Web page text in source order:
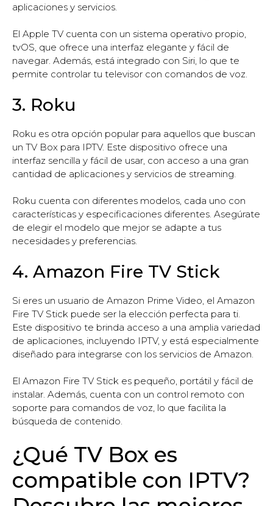
aplicaciones y servicios.
El Apple TV cuenta con un sistema operativo propio,
tvOS, que ofrece una interfaz elegante y fácil de
navegar. Además, está integrado con Siri, lo que te
permite controlar tu televisor con comandos de voz.
3. Roku
Roku es otra opción popular para aquellos que buscan
un TV Box para IPTV. Este dispositivo ofrece una
interfaz sencilla y fácil de usar, con acceso a una gran
cantidad de aplicaciones y servicios de streaming.
Roku cuenta con diferentes modelos, cada uno con
características y especificaciones diferentes. Asegúrate
de elegir el modelo que mejor se adapte a tus
necesidades y preferencias.
4. Amazon Fire TV Stick
Si eres un usuario de Amazon Prime Video, el Amazon
Fire TV Stick puede ser la elección perfecta para ti.
Este dispositivo te brinda acceso a una amplia variedad
de aplicaciones, incluyendo IPTV, y está especialmente
diseñado para integrarse con los servicios de Amazon.
El Amazon Fire TV Stick es pequeño, portátil y fácil de
instalar. Además, cuenta con un control remoto con
soporte para comandos de voz, lo que facilita la
búsqueda de contenido.
¿Qué TV Box es
compatible con IPTV?